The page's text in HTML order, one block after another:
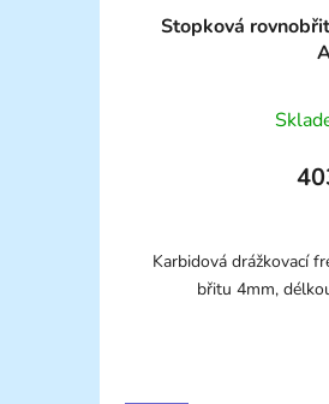
Stopková
Karbidová drážkovací
břitu 4mm,